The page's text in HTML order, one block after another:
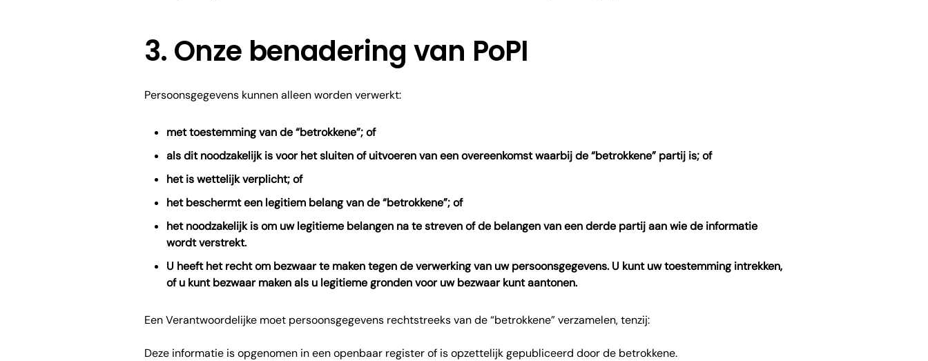
3. Onze benadering van PoPI
Persoonsgegevens kunnen alleen worden verwerkt:
met toestemming van de “betrokkene”; of
als dit noodzakelijk is voor het sluiten of uitvoeren van een overeenkomst waarbij de “betrokkene” partij is; of
het is wettelijk verplicht; of
het beschermt een legitiem belang van de “betrokkene”; of
het noodzakelijk is om uw legitieme belangen na te streven of de belangen van een derde partij aan wie de informatie
wordt verstrekt.
U heeft het recht om bezwaar te maken tegen de verwerking van uw persoonsgegevens. U kunt uw toestemming intrekken,
of u kunt bezwaar maken als u legitieme gronden voor uw bezwaar kunt aantonen.
Een Verantwoordelijke moet persoonsgegevens rechtstreeks van de “betrokkene” verzamelen, tenzij:
Deze informatie is opgenomen in een openbaar register of is opzettelijk gepubliceerd door de betrokkene.